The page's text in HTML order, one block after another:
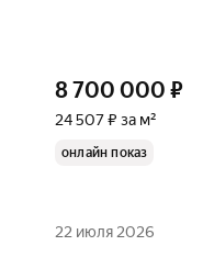
8 700 000 ₽
24 507 ₽ за м²
онлайн показ
22 июля 2026